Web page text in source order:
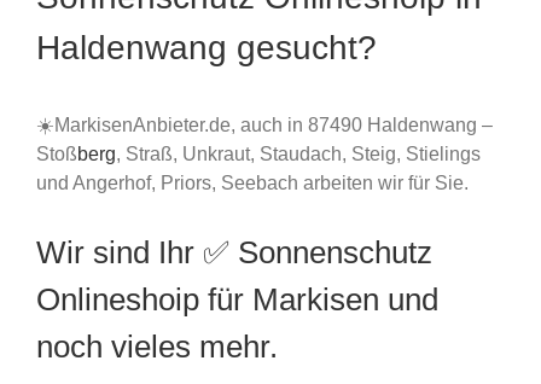
Haldenwang gesucht?
☀️MarkisenAnbieter.de, auch in 87490 Haldenwang –
Stoßberg, Straß, Unkraut, Staudach, Steig, Stielings
und Angerhof, Priors, Seebach arbeiten wir für Sie.
Wir sind Ihr ✅ Sonnenschutz
Onlineshoip für Markisen und
noch vieles mehr.